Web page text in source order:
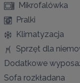
Mikrofalówka
Pralki
Klimatyzacja
Sprzęt dla
Dodatkowe
Sofa rozkładana